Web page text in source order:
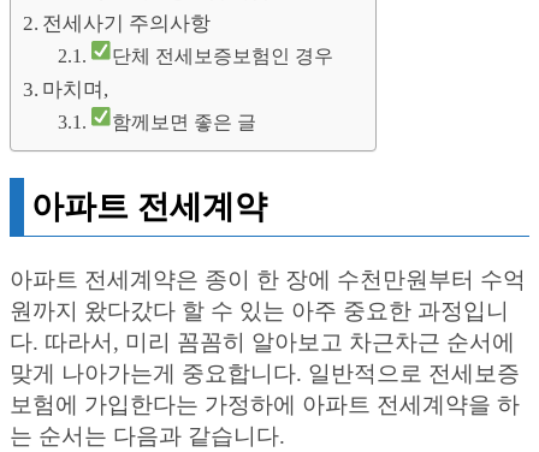
전세사기 주의사항
단체 전세보증보험인 경우
마치며,
함께보면 좋은 글
아파트 전세계약
아파트 전세계약은 종이 한 장에 수천만원부터 수억
원까지 왔다갔다 할 수 있는 아주 중요한 과정입니
다. 따라서, 미리 꼼꼼히 알아보고 차근차근 순서에
맞게 나아가는게 중요합니다. 일반적으로 전세보증
보험에 가입한다는 가정하에 아파트 전세계약을 하
는 순서는 다음과 같습니다.